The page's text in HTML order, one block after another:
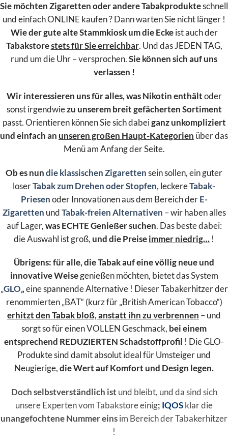
Sie möchten Zigaretten oder andere Tabakprodukteschnell
und einfach ONLINE kaufen ? Dann warten Sie nicht länger !
Wie der gute alte Stammkiosk um die Eckeist auch der
Tabakstorestets für Sie erreichbar. Und das JEDEN TAG,
rund um die Uhr – versprochen.Sie können sich auf uns
verlassen !
Wir interessieren uns für alles, was Nikotin enthältoder
sonst irgendwiezu unserem breit gefächerten Sortiment
passt. Orientieren können Sie sich dabeiganz unkompliziert
und einfach an unseren großen Haupt-Kategorien über das
Menü am Anfang der Seite.
Ob es nundie klassischen Zigarettensein sollen, ein guter
loserTabak zum Drehen oder Stopfen, leckereTabak-
Priesenoder Innovationen aus dem Bereich derE-
Zigaretten undTabak-freien Alternativen – wir haben alles
auf Lager,was ECHTE Genießer suchen. Das beste dabei:
die Auswahl ist groß, und die Preiseimmer niedrig… !
Übrigens: für alle, die Tabak auf eine völlig neue und
innovative Weisegenießen möchten, bietet das System
„GLO„eine spannende Alternative ! Dieser Tabakerhitzer der
renommierten „BAT“ (kurz für „British American Tobacco“)
erhitzt den Tabak bloß, anstatt ihn zu verbrennen – und
sorgt so für einen VOLLEN Geschmack, bei einem
entsprechend REDUZIERTEN Schadstoffprofil ! Die GLO-
Produkte sind damit absolut ideal für Umsteiger und
Neugierige,die Wert auf Komfort und Design legen.
Doch selbstverständlich ist und bleibt, und da sind sich
unsere Experten vom Tabakstore einig; IQOSklar die
unangefochtene Nummer einsim Bereich der Tabakerhitzer
!